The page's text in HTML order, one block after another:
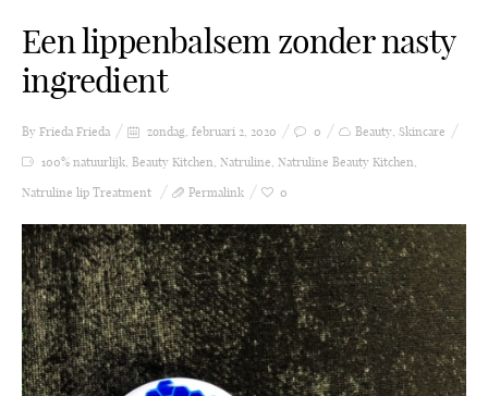
Een lippenbalsem zonder nasty
ingredient
By Frieda Frieda zondag, februari 2, 2020 0 Beauty, Skincare
100% natuurlijk, Beauty Kitchen, Natruline, Natruline Beauty Kitchen,
Natruline lip Treatment
Permalink 0